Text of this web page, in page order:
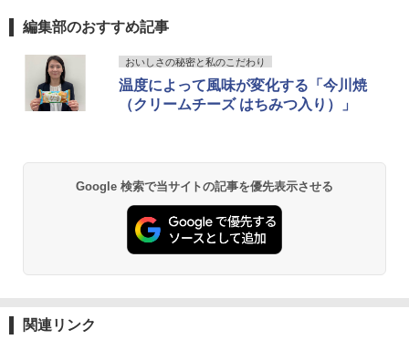
編集部のおすすめ記事
おいしさの秘密と私のこだわり
温度によって風味が変化する「今川焼
（クリームチーズ はちみつ入り）」
Google 検索で当サイトの記事を優先表示させる
関連リンク